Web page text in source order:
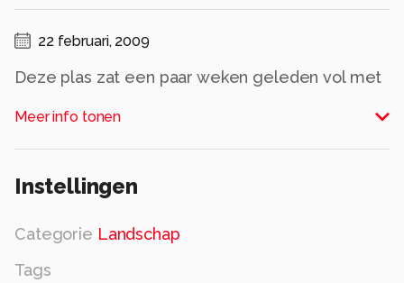
22 februari, 2009
Deze plas zat een paar weken geleden vol met
bevroren waren. Als je er nu langs komt, zie je
dat de vogels gevlogen zijn,terug naar het
baardmannetje had ik hier gespot.
Meer info tonen
Instellingen
Categorie Landschap
Tags